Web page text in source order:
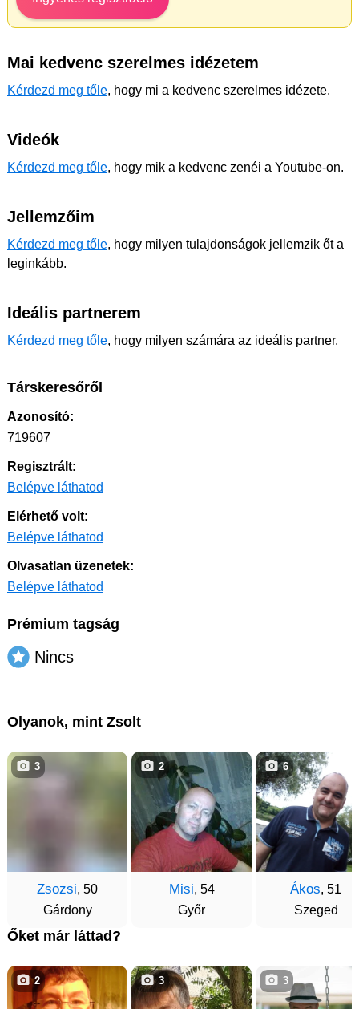
Mai kedvenc szerelmes idézetem
Kérdezd meg tőle, hogy mi a kedvenc szerelmes idézete.
Videók
Kérdezd meg tőle, hogy mik a kedvenc zenéi a Youtube-on.
Jellemzőim
Kérdezd meg tőle, hogy milyen tulajdonságok jellemzik őt a
leginkább.
Ideális partnerem
Kérdezd meg tőle, hogy milyen számára az ideális partner.
Társkeresőről
Azonosító:
719607
Regisztrált:
Belépve láthatod
Elérhető volt:
Belépve láthatod
Olvasatlan üzenetek:
Belépve láthatod
Prémium tagság
Nincs
Olyanok, mint Zsolt
Zsozsi, 50
Gárdony
3
Misi, 54
Győr
2
Ákos, 51
Szeged
6
Őket már láttad?
2 3 3